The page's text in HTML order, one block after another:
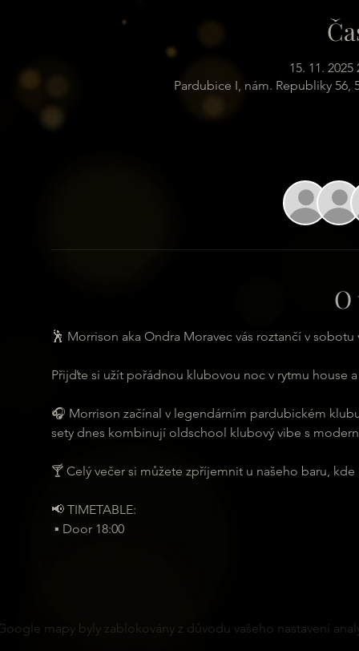
15. 11. 2025
Pardubice I, nám. Republiky 56,
🕺 Morrison aka Ondra Moravec vás roztančí v sobotu
Přijďte si užít pořádnou klubovou noc v rytmu house
🎧 Morrison začínal v legendárním pardubickém
sety dnes kombinují oldschool klubový vibe s
🍸 Celý večer si můžete zpříjemnit u našeho baru,
📢 TIMETABLE:
▪️ Door 18:00
mapy byly zablokovány z důvodu vašeho nastavení